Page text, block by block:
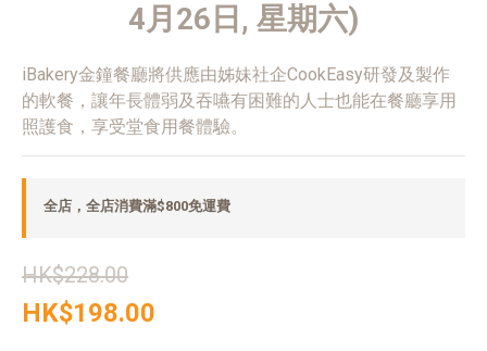
4月26日, 星期六)
iBakery金鐘餐廳將供應由姊妹社企CookEasy研發及製作
的軟餐，讓年長體弱及吞嚥有困難的人士也能在餐廳享用
照護食，享受堂食用餐體驗。
全店，全店消費滿$800免運費
HK$228.00
HK$198.00